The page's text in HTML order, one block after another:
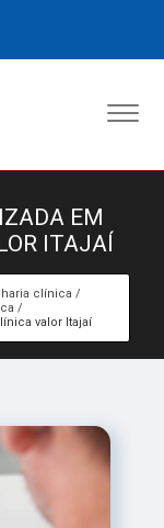
EM
ITAJAÍ
clínica
valor Itajaí